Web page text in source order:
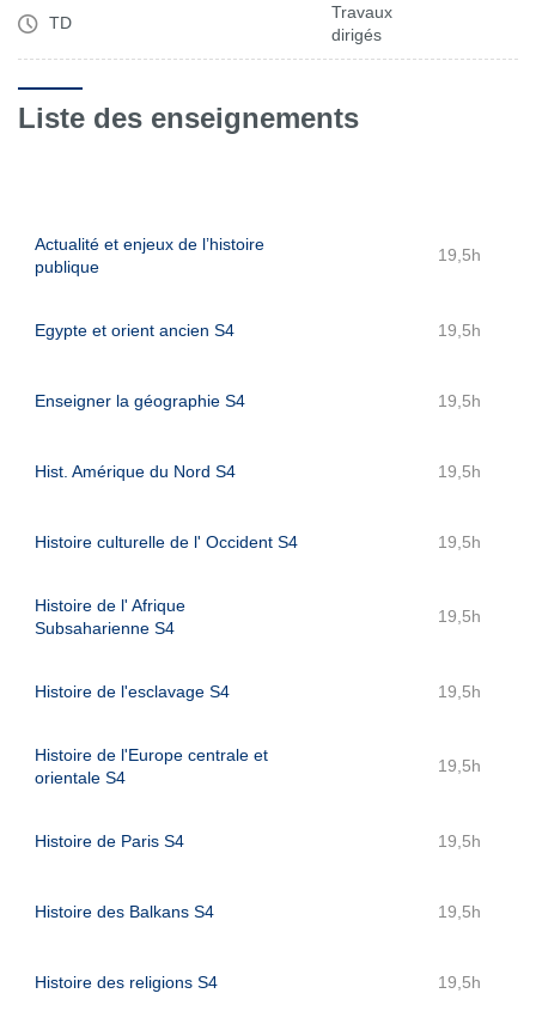
TD
Travaux
dirigés
Liste des enseignements
Actualité et enjeux de l’histoire
publique
19,5h
Egypte et orient ancien S4 19,5h
Enseigner la géographie S4 19,5h
Hist. Amérique du Nord S4 19,5h
Histoire culturelle de l' Occident S4 19,5h
Histoire de l' Afrique
Subsaharienne S4
19,5h
Histoire de l'esclavage S4 19,5h
Histoire de l'Europe centrale et
orientale S4
19,5h
Histoire de Paris S4 19,5h
Histoire des Balkans S4 19,5h
Histoire des religions S4 19,5h